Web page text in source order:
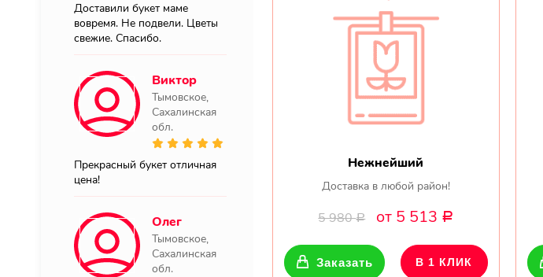
Доставили букет маме
вовремя. Не подвели. Цветы
свежие. Спасибо.
Виктор
Тымовское,
Сахалинская
обл.
Прекрасный букет отличная
цена!
Олег
Тымовское,
Сахалинская
обл.
Нежнейший
Доставка в любой район!
5 980Р от 5 513 Р
Заказать В 1 КЛИК